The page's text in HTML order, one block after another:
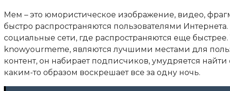
Мем – это юмористическое изображение, видео,
быстро распространяются пользователями
социальные сети, где распространяются еще
knowyourmeme, являются лучшими местами для
контент, он набирает подписчиков, умудряется
каким-то образом воскрешает все за одну ночь.